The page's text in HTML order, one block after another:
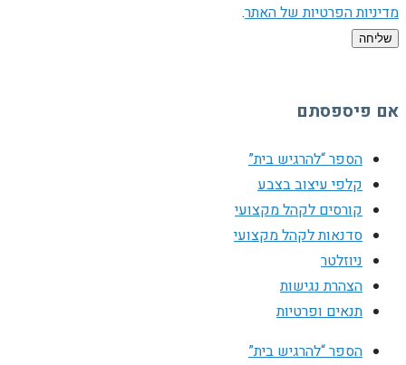
מדיניות הפרטיות של האתר.
שליחה
אם פיספסתם
הספר “להרגיש בית”
קלפי עיצוב בצבע
קורסים לקהל מקצועי
סדנאות לקהל מקצועי
ניוזלטר
הצהרת נגישות
תנאים ופרטיות
הספר “להרגיש בית”